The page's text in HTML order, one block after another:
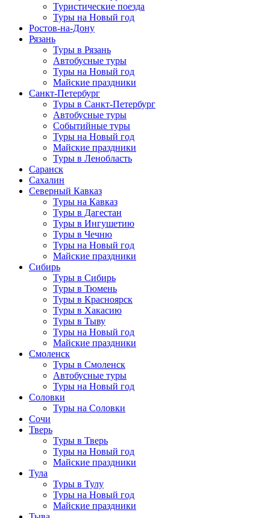
Туристические поезда
Туры на Новый год
Ростов-на-Дону
Рязань
Туры в Рязань
Автобусные туры
Туры на Новый год
Майские праздники
Санкт-Петербург
Туры в Санкт-Петербург
Автобусные туры
Событийные туры
Туры на Новый год
Майские праздники
Туры в Ленобласть
Саранск
Сахалин
Северный Кавказ
Туры на Кавказ
Туры в Дагестан
Туры в Ингушетию
Туры в Чечню
Туры на Новый год
Майские праздники
Сибирь
Туры в Сибирь
Туры в Тюмень
Туры в Красноярск
Туры в Хакасию
Туры в Тыву
Туры на Новый год
Майские праздники
Смоленск
Туры в Смоленск
Автобусные туры
Туры на Новый год
Соловки
Туры на Соловки
Сочи
Тверь
Туры в Тверь
Туры на Новый год
Майские праздники
Тула
Туры в Тулу
Туры на Новый год
Майские праздники